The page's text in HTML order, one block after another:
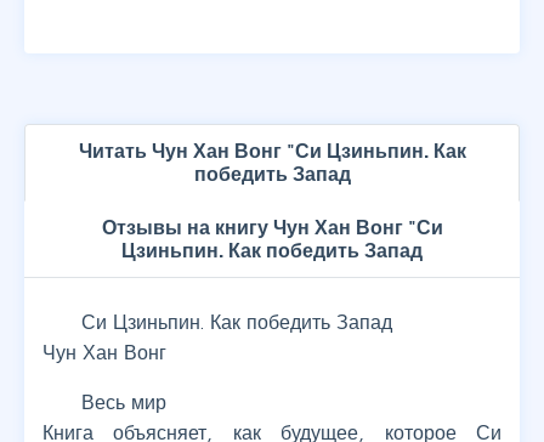
Читать Чун Хан Вонг "Си Цзиньпин. Как
победить Запад
Отзывы на книгу Чун Хан Вонг "Си
Цзиньпин. Как победить Запад
Си Цзиньпин. Как победить Запад
Чун Хан Вонг
Весь мир
Книга объясняет, как будущее, которое Си